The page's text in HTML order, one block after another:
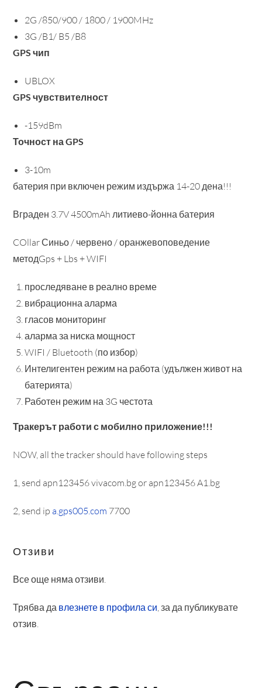
2G /850/900 / 1800 / 1900MHz
3G /B1/ B5 /B8
GPS чип
UBLOX
GPS чувствителност
-159dBm
Точност на GPS
3-10m
батерия при включен режим издържа 14-20 дена!!!
Вграден 3.7V 4500mAh литиево-йонна батерия
COllar Синьо / червено / оранжевоповедение
методGps + Lbs + WIFI
проследяване в реално време
вибрационна аларма
гласов мониторинг
аларма за ниска мощност
WIFI / Bluetooth (по избор)
Интелигентен режим на работа (удължен живот на
батерията)
Работен режим на 3G честота
Тракерът работи с мобилно приложение!!!
NOW, all the tracker should have following steps
1, send apn123456 vivacom.bg or apn123456 A1.bg
2, send ipa.gps005.com 7700
Отзиви
Все още няма отзиви.
Трябва да влезнете в профила си , за да публикувате
отзив.